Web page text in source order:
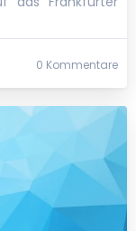
0 Kommentare